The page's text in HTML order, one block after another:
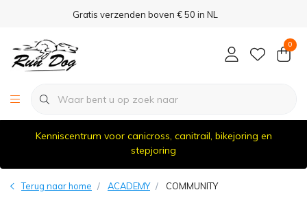
Gratis verzenden boven € 50 in NL
0
Kenniscentrum voor canicross, canitrail, bikejoring en
stepjoring
Terug naar home ACADEMY COMMUNITY